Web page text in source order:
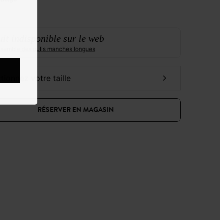
indisponible sur le web
des pulls manches longues
votre taille
RÉSERVER EN MAGASIN